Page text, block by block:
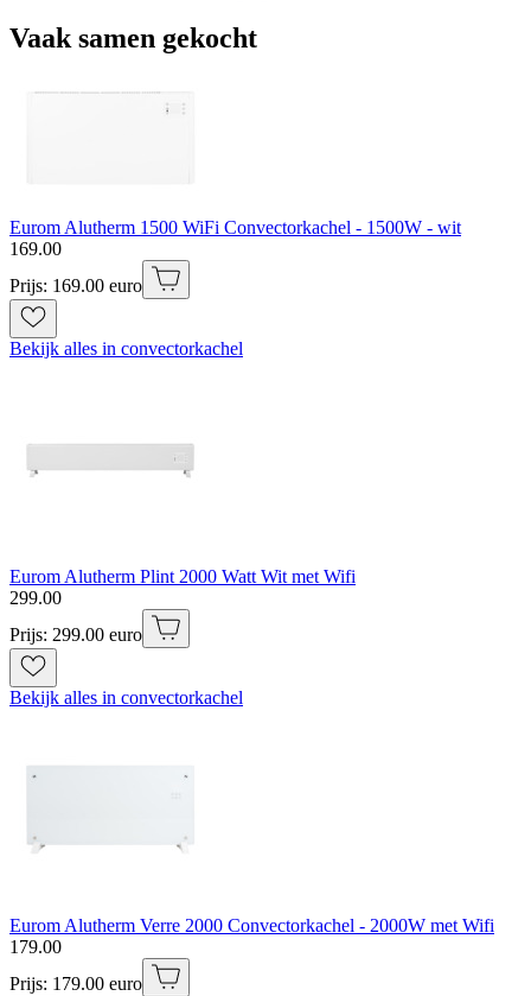
Vaak samen gekocht
Eurom Alutherm 1500 WiFi Convectorkachel - 1500W - wit
169.00
Prijs: 169.00 euro
Bekijk alles in convectorkachel
Eurom Alutherm Plint 2000 Watt Wit met Wifi
299.00
Prijs: 299.00 euro
Bekijk alles in convectorkachel
Eurom Alutherm Verre 2000 Convectorkachel - 2000W met Wifi
179.00
Prijs: 179.00 euro